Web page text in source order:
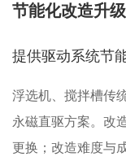
节能化改造升级
提供驱动系统节
浮选机、搅拌槽传
永磁直驱方案。改
更换；改造难度与